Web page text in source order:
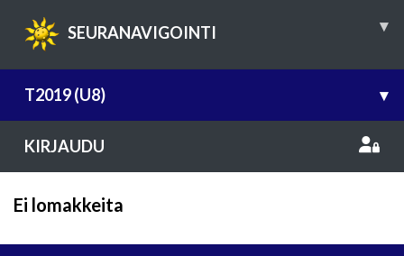
SEURANAVIGOINTI ▾
T2019 (U8) ▾
KIRJAUDU
Ei lomakkeita